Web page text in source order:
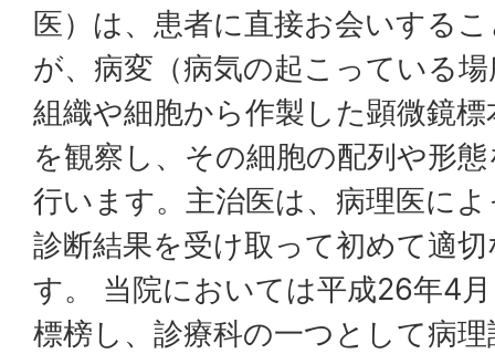
医）は、患者に直接お会いする
が、病変（病気の起こっている
組織や細胞から作製した顕微鏡
を観察し、その細胞の配列や形
行います。主治医は、病理医に
診断結果を受け取って初めて適
す。 当院においては平成26年4
標榜し、診療科の一つとして病